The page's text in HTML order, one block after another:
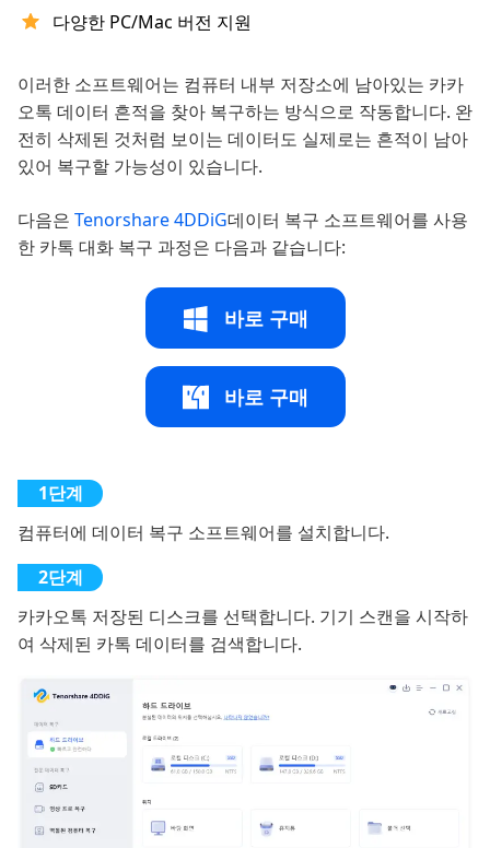
다양한 PC/Mac 버전 지원
이러한 소프트웨어는 컴퓨터 내부 저장소에 남아있는 카카
오톡 데이터 흔적을 찾아 복구하는 방식으로 작동합니다. 완
전히 삭제된 것처럼 보이는 데이터도 실제로는 흔적이 남아
있어 복구할 가능성이 있습니다.
다음은 Tenorshare 4DDiG데이터 복구 소프트웨어를 사용
한 카톡 대화 복구 과정은 다음과 같습니다:
바로 구매
바로 구매
컴퓨터에 데이터 복구 소프트웨어를 설치합니다.
카카오톡 저장된 디스크를 선택합니다. 기기 스캔을 시작하
여 삭제된 카톡 데이터를 검색합니다.